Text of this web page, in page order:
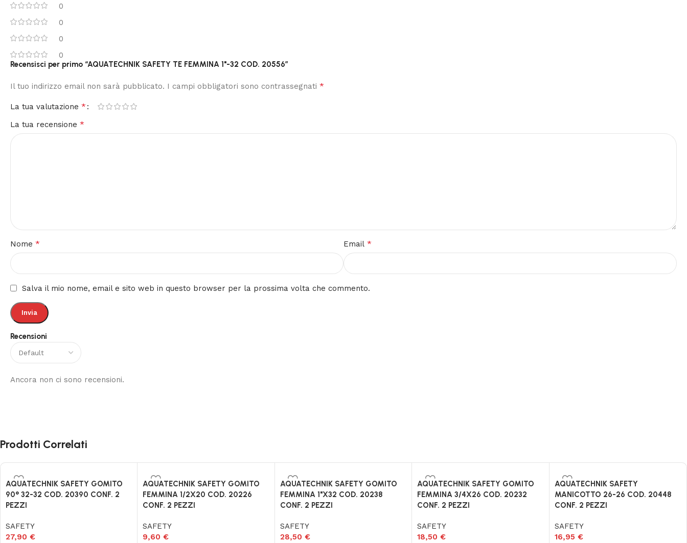
0
0
0
0
Recensioni
Ancora non ci sono recensioni.
Recensisci per primo “AQUATECHNIK SAFETY TE FEMMINA 1"-32 COD. 20556”
Il tuo indirizzo email non sarà pubblicato. I campi obbligatori sono contrassegnati *
La tua valutazione *
La tua recensione *
Nome * Email *
Salva il mio nome, email e sito web in questo browser per la prossima volta che commento.
Prodotti Correlati
AQUATECHNIK SAFETY GOMITO
90° 32-32 COD. 20390 CONF. 2
PEZZI
SAFETY
27,90 €
AQUATECHNIK SAFETY GOMITO
FEMMINA 1/2X20 COD. 20226
CONF. 2 PEZZI
SAFETY
9,60€
AQUATECHNIK SAFETY GOMITO
FEMMINA 1"X32 COD. 20238
CONF. 2 PEZZI
SAFETY
28,50 €
AQUATECHNIK SAFETY GOMITO
FEMMINA 3/4X26 COD. 20232
CONF. 2 PEZZI
SAFETY
18,50€
AQUATECHNIK SAFETY
MANICOTTO 26-26 COD. 20448
CONF. 2 PEZZI
SAFETY
16,95 €